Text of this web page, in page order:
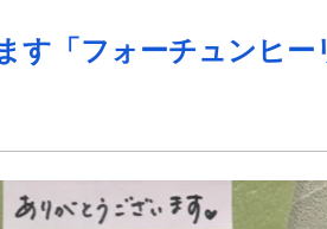
す「フォーチュンヒー